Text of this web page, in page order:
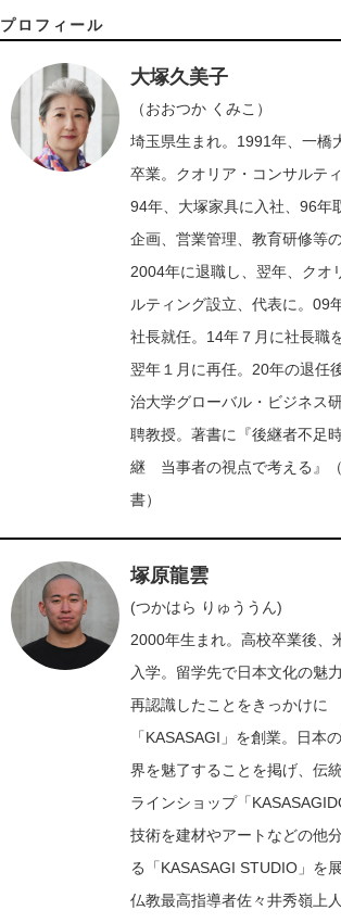
プロフィール
大塚久美子
（おおつか くみこ）
埼玉県生まれ。1991年、一橋
卒業。クオリア・コンサルテ
94年、大塚家具に入社、96年
企画、営業管理、教育研修等
2004年に退職し、翌年、クオ
ルティング設立、代表に。09
社長就任。14年７月に社長職
翌年１月に再任。20年の退任
治大学グローバル・ビジネス
聘教授。著書に『後継者不足
継 当事者の視点で考える』
書）
塚原龍雲
(つかはら りゅううん)
2000年生まれ。高校卒業後、
入学。留学先で日本文化の魅
再認識したことをきっかけに
「KASASAGI」を創業。日本
界を魅了することを掲げ、伝
ラインショップ「
技術を建材やアートなどの他
る「KASASAGI STUDIO」を
仏教最高指導者佐々井秀嶺上